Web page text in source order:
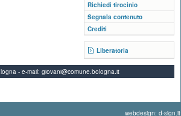
Richiedi tirocinio
Segnala contenuto
Crediti
Liberatoria
- e-mail: giovani@comune.bologna.it
webdesign: d-sign.it